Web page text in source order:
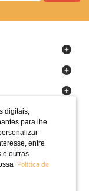
digitais,
para lhe
entre
e outras
Política de